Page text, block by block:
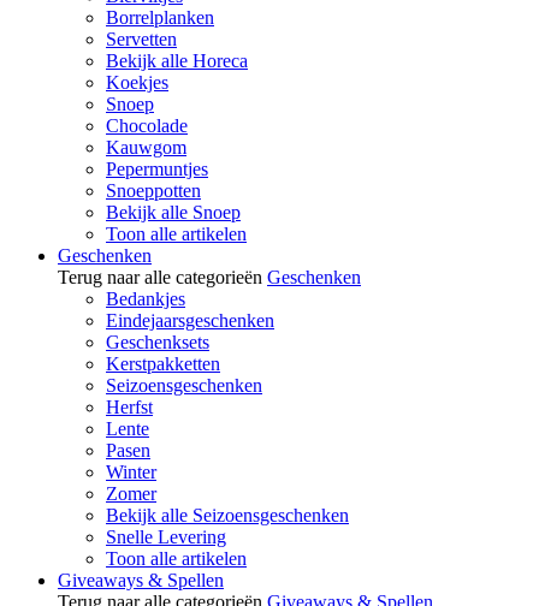
Borrelplanken
Servetten
Bekijk alle Horeca
Koekjes
Snoep
Chocolade
Kauwgom
Pepermuntjes
Snoeppotten
Bekijk alle Snoep
Toon alle artikelen
Geschenken
Terug naar alle categorieën Geschenken
Bedankjes
Eindejaarsgeschenken
Geschenksets
Kerstpakketten
Seizoensgeschenken
Herfst
Lente
Pasen
Winter
Zomer
Bekijk alle Seizoensgeschenken
Snelle Levering
Toon alle artikelen
Giveaways & Spellen
Terug naar alle categorieën Giveaways & Spellen